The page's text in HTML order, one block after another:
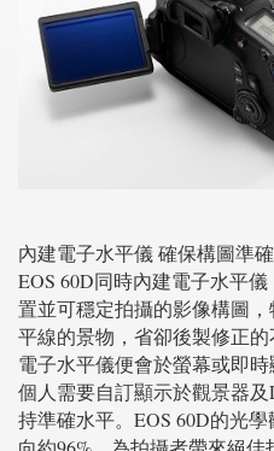
內建電子水平儀 確保構圖準確
EOS 60D同時內建電子水平
置並可穩定拍攝的影像構圖
平線的景物，省卻後製修正
電子水平儀便會於螢幕或即
個人需要自訂顯示於觀景器
持準確水平。EOS 60D的光